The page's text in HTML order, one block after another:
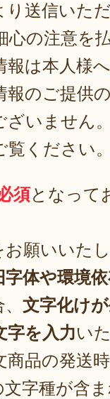
送信いた
心の注意を
報は本人様
のご提供
ざいません
覧ください
須となって
お願いいた
字体や環境
文字化け
字を入力い
品の発送
字種が含